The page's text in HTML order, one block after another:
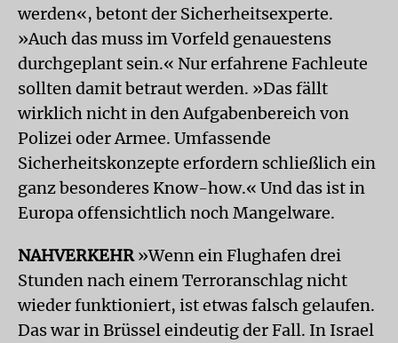
werden«, betont der Sicherheitsexperte.
»Auch das muss im Vorfeld genauestens
durchgeplant sein.« Nur erfahrene Fachleute
sollten damit betraut werden. »Das fällt
wirklich nicht in den Aufgabenbereich von
Polizei oder Armee. Umfassende
Sicherheitskonzepte erfordern schließlich ein
ganz besonderes Know-how.« Und das ist in
Europa offensichtlich noch Mangelware.
NAHVERKEHR»Wenn ein Flughafen drei
Stunden nach einem Terroranschlag nicht
wieder funktioniert, ist etwas falsch gelaufen.
Das war in Brüssel eindeutig der Fall. In Israel